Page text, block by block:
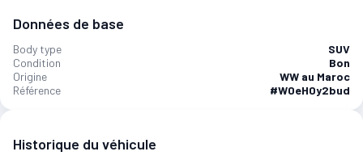
Données de base
Body type
SUV
Condition
Bon
Origine
WW au Maroc
Référence
#W0eH0y2bud
Historique du véhicule